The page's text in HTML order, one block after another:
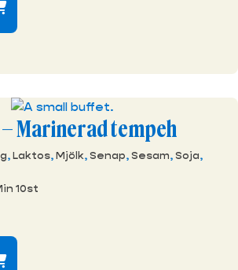
– Marinerad tempeh
,Laktos,Mjölk,Senap,Sesam,Soja,
10st